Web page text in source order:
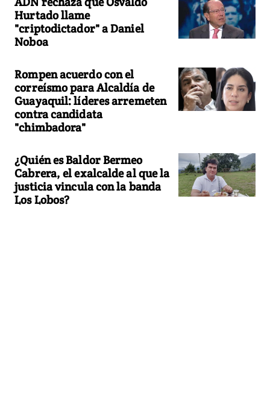
Hurtado llame
"criptodictador" a Daniel
Noboa
Rompen acuerdo con el
correísmo para Alcaldía de
Guayaquil: líderes arremeten
contra candidata
"chimbadora"
¿Quién es Baldor Bermeo
Cabrera, el exalcalde al que la
justicia vincula con la banda
Los Lobos?